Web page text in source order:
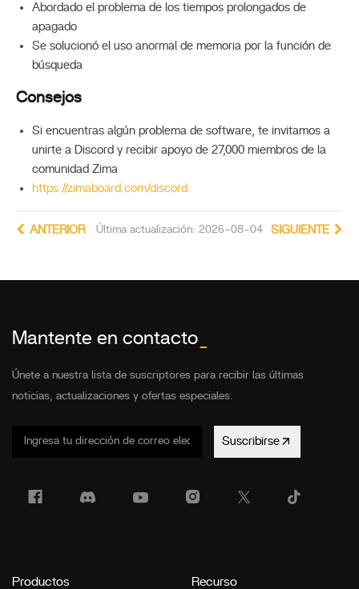
Abordado el problema de los tiempos prolongados de
apagado
Se solucionó el uso anormal de memoria por la función de
búsqueda
Consejos
Si encuentras algún problema de software, te invitamos a
unirte a Discord y recibir apoyo de 27,000 miembros de la
comunidad Zima
https://zimaboard.com/discord
Última actualización: 2026-08-04
ANTERIOR SIGUIENTE
Mantente en contacto
Únete a nuestra lista de suscriptores para recibir las últimas
noticias, actualizaciones y ofertas especiales.
Suscribirse
Productos Recurso